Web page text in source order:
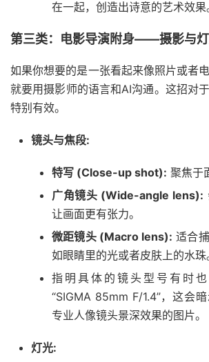
在一起，创造出诗意的艺术效果
第三类：电影导演附身——摄影与
如果你想要的是一张看起来像照片或者
就要用摄影师的语言和AI沟通。这招对
特别有效。
镜头与焦段:
特写 (Close-up shot): 聚焦于
广角镜头 (Wide-angle lens):
让画面更有张力。
微距镜头 (Macro lens): 适合
如眼睛里的光或者皮肤上的水珠
指明具体的镜头型号有时
“SIGMA 85mm F/1.4”，这会
专业人像镜头景深效果的图片。
灯光: